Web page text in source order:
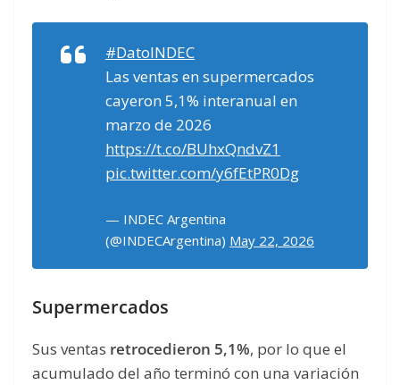
#DatoINDEC
Las ventas en supermercados
cayeron 5,1% interanual en
marzo de 2026
https://t.co/BUhxQndvZ1
pic.twitter.com/y6fEtPR0Dg
— INDEC Argentina
(@INDECArgentina) May 22, 2026
Supermercados
Sus ventas retrocedieron 5,1%, por lo que el
acumulado del año terminó con una variación